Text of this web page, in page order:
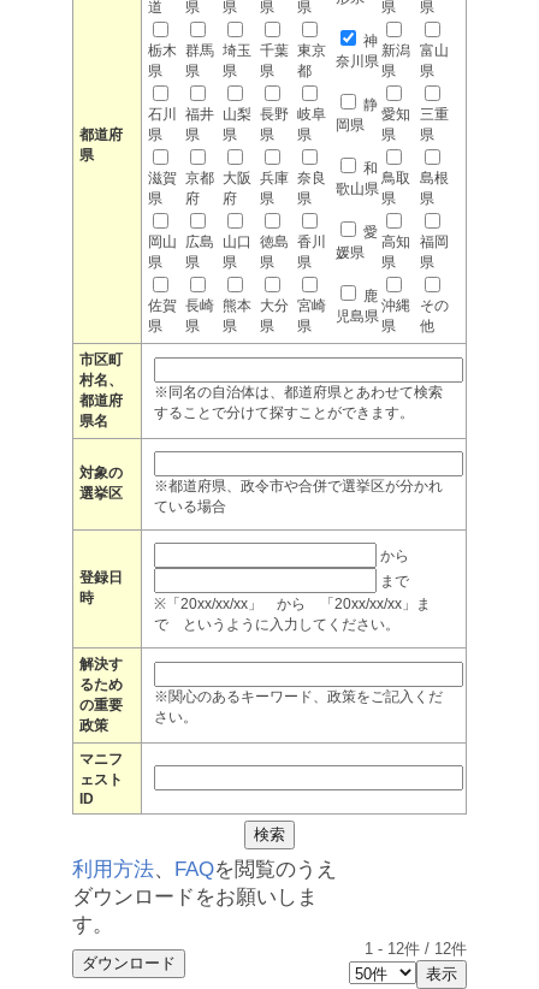
都道府
県
道
県
県
県
県
県
県
栃木
県
群馬
県
埼玉
県
千葉
県
東京
都
神
奈川県
新潟
県
富山
県
石川
県
福井
県
山梨
県
長野
県
岐阜
県
静
岡県
愛知
県
三重
県
滋賀
県
京都
府
大阪
府
兵庫
県
奈良
県
和
歌山県
鳥取
県
島根
県
岡山
県
広島
県
山口
県
徳島
県
香川
県
愛
媛県
高知
県
福岡
県
佐賀
県
長崎
県
熊本
県
大分
県
宮崎
県
鹿
児島県
沖縄
県
その
他
市区町
村名、
都道府
県名
※同名の自治体は、都道府県とあわせて検索
することで分けて探すことができます。
対象の
選挙区
※都道府県、政令市や合併で選挙区が分かれ
ている場合
登録日
時
から
まで
※「20xx/xx/xx」 から 「20xx/xx/xx」ま
で というように入力してください。
解決す
るため
の重要
政策
※関心のあるキーワード、政策をご記入くだ
さい。
マニフ
ェスト
ID
利用方法、 FAQを閲覧のうえ
ダウンロードをお願いしま
す。
1 - 12件 / 12件